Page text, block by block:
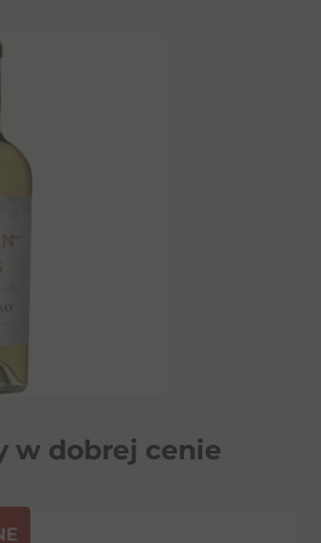
w dobrej cenie